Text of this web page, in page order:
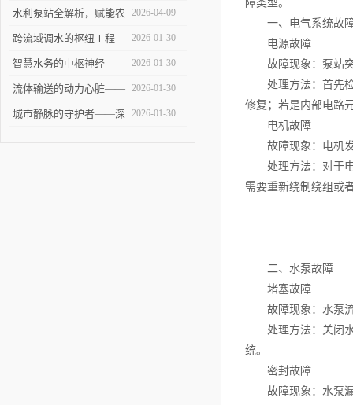
站项目落地
水利泵站全解析，赋能农
田灌溉与防洪排涝
2026-04-09
跨流域调水的枢纽工程
——大型泵站的建设与技
术挑战
2026-01-30
智慧水务的中枢神经——
智能泵站技术革新与未来
展望
2026-01-30
流体输送的动力心脏——
全面剖析提升泵站的设计
2026-01-30
城市静脉的守护者——深 2026-01-30
障类型。
一、电气系统故
电源故障
故障现象：泵站突
处理方法：首先检
修复；若是内部电路
电机故障
故障现象：电机发
处理方法：对于电
需要重新绕制绕组或
二、水泵故障
堵塞故障
故障现象：水泵流
处理方法：关闭水
统。
密封故障
故障现象：水泵漏